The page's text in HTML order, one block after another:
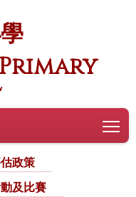
政策
及比賽